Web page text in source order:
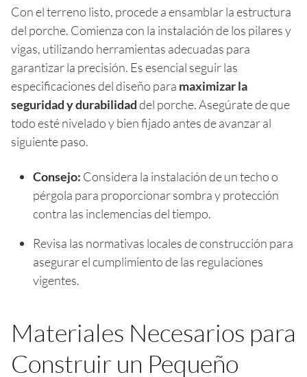
Con el terreno listo, procede a ensamblar la estructura
del porche. Comienza con la instalación de los pilares y
vigas, utilizando herramientas adecuadas para
garantizar la precisión. Es esencial seguir las
especificaciones del diseño para maximizar la
seguridad y durabilidaddel porche. Asegúrate de que
todo esté nivelado y bien fijado antes de avanzar al
siguiente paso.
Consejo: Considera la instalación de un techo o
pérgola para proporcionar sombra y protección
contra las inclemencias del tiempo.
Revisa las normativas locales de construcción para
asegurar el cumplimiento de las regulaciones
vigentes.
Materiales Necesarios para
Construir un Pequeño